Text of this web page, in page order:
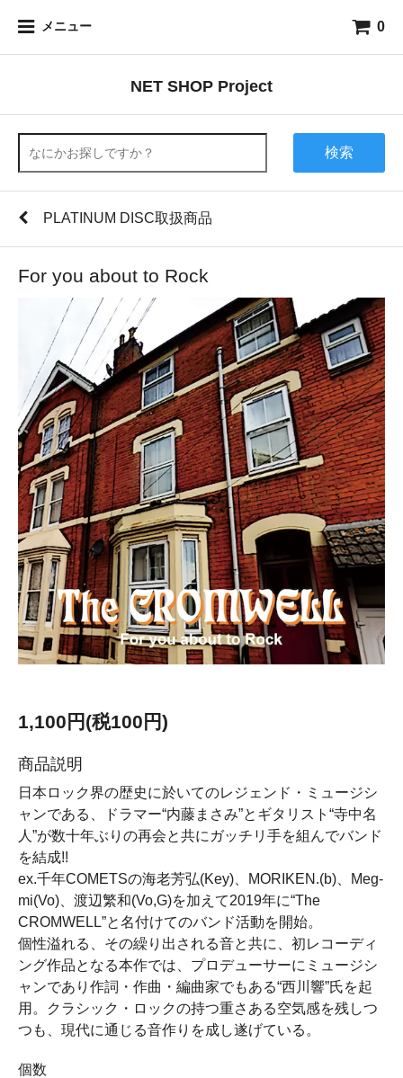
メニュー 0
NET SHOP Project
検索
PLATINUM DISC取扱商品
For you about to Rock
1,100円(税100円)
商品説明
日本ロック界の歴史に於いてのレジェンド・ミュージシ
ャンである、ドラマー“内藤まさみ”とギタリスト“寺中名
人”が数十年ぶりの再会と共にガッチリ手を組んでバンド
を結成!!
ex.千年COMETSの海老芳弘(Key)、MORIKEN.(b)、Meg-
mi(Vo)、渡辺繁和(Vo,G)を加えて2019年に“The
CROMWELL”と名付けてのバンド活動を開始。
個性溢れる、その繰り出される音と共に、初レコーディ
ング作品となる本作では、プロデューサーにミュージシ
ャンであり作詞・作曲・編曲家でもある“西川響”氏を起
用。クラシック・ロックの持つ重さある空気感を残しつ
つも、現代に通じる音作りを成し遂げている。
個数